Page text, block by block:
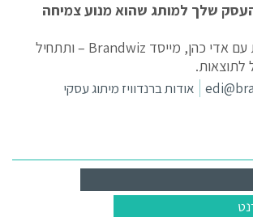
שלך למותג שהוא מנוע צמיחה
קבע פגישת היכרות עם אדי כהן, מייסד Brandwiz – ותתחיל
לתוצאות.
אודות ברנדוויז מיתוג עסקי